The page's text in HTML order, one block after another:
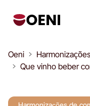
Oeni
Que vinho beber